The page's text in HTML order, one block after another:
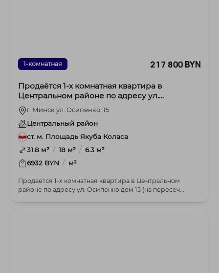
1-комнатная 217 800 BYN
Продаётся 1-х комнатная квартира в
Центральном районе по адресу ул.
Осипенко дом 15
г. Минск ул. Осипенко, 15
Центральный район
ст. м. Площадь Якуба Коласа
31.8 м² / 18 м² / 6.3 м²
6932 BYN / м²
Продаётся 1-х комнатная квартира в Центральном
районе по адресу ул. Осипенко дом 15 (на пересеч...